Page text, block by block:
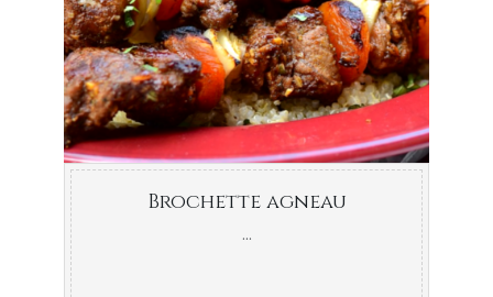
Brochette agneau
...